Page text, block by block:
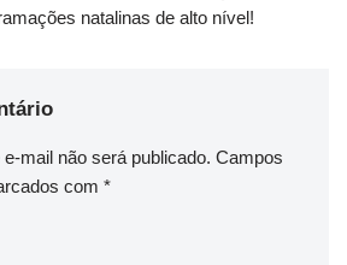
natalinas de alto nível!
mail não será publicado. Campos
com *